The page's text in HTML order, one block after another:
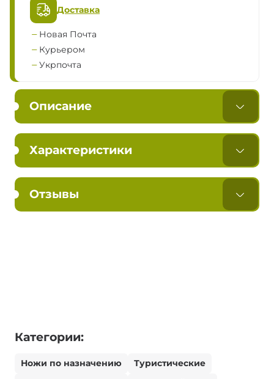
Доставка
Новая Почта
Курьером
Укрпочта
Описание
Характеристики
Отзывы
Категории:
Ножи по назначению
Туристические